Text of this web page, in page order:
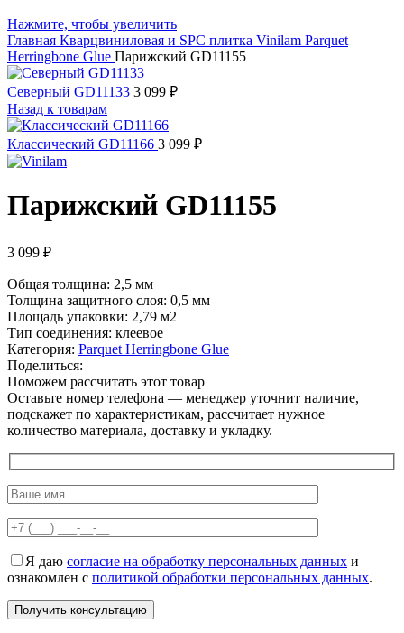
Нажмите, чтобы увеличить
Главная Кварцвиниловая и SPC плитка Vinilam Parquet
Herringbone Glue Парижский GD11155
Северный GD11133 3 099 ₽
Назад к товарам
Классический GD11166 3 099 ₽
Парижский GD11155
3 099 ₽
Общая толщина: 2,5 мм
Толщина защитного слоя: 0,5 мм
Площадь упаковки: 2,79 м2
Тип соединения: клеевое
Категория: Parquet Herringbone Glue
Поделиться:
Поможем рассчитать этот товар
Оставьте номер телефона — менеджер уточнит наличие,
подскажет по характеристикам, рассчитает нужное
количество материала, доставку и укладку.
Я даю согласие на обработку персональных данных и
ознакомлен с политикой обработки персональных данных.